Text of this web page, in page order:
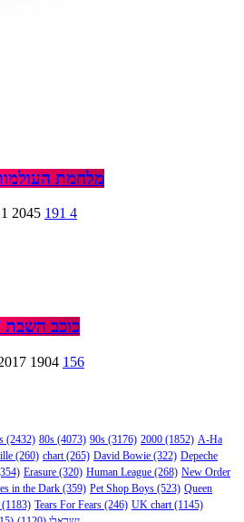
מלחמת
2045 191 4
כוכב השבת 27 – רוד סטיוארט
1904 156
(2432) 80s (4073) 90s (3176) 2000 (1852) A-Ha
(260) chart (265) David Bowie (322) Depeche
Erasure (320) Human League (268) New Order
in the Dark (359) Pet Shop Boys (523) Queen
(1183) Tears For Fears (246) UK chart (1145)